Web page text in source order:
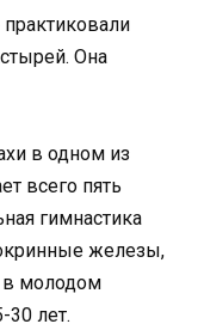
Она
в одном из
всего пять
гимнастика
железы,
молодом
30 лет.